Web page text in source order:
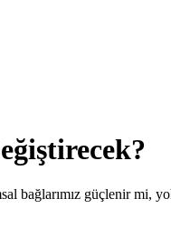
bağlarımız güçlenir mi,